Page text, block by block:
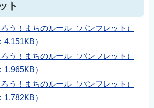
ト
う！まちのルール（パンフレット）
4,151KB）
う！まちのルール（パンフレット）
1,965KB）
う！まちのルール（パンフレット）
1,782KB）